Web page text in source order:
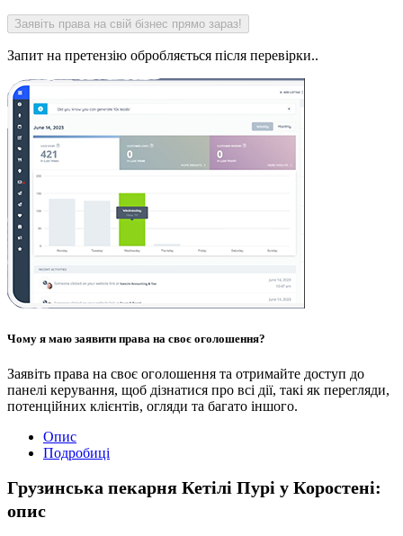
Запит на претензію обробляється після перевірки..
Чому я маю заявити права на своє оголошення?
Заявіть права на своє оголошення та отримайте доступ до
панелі керування, щоб дізнатися про всі дії, такі як перегляди,
потенційних клієнтів, огляди та багато іншого.
Опис
Подробиці
Грузинська пекарня Кетілі Пурі у Коростені:
опис